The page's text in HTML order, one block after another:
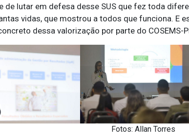
de lutar em defesa desse SUS que fez toda
vidas, que mostrou a todos que funciona. E
dessa valorização por parte do COSEMS-
Fotos: Allan Torres